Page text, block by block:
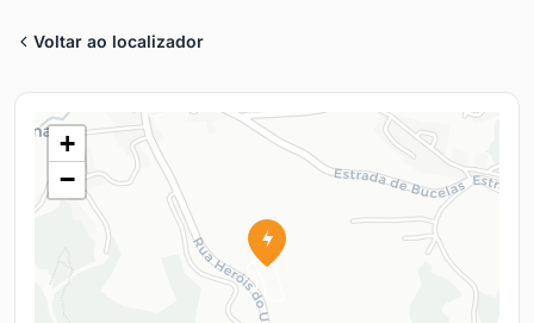
Voltar ao localizador
+
−